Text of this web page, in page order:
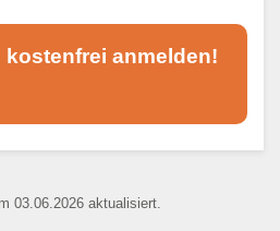
kostenfrei anmelden!
und ist nicht
03.06.2026 aktualisiert.